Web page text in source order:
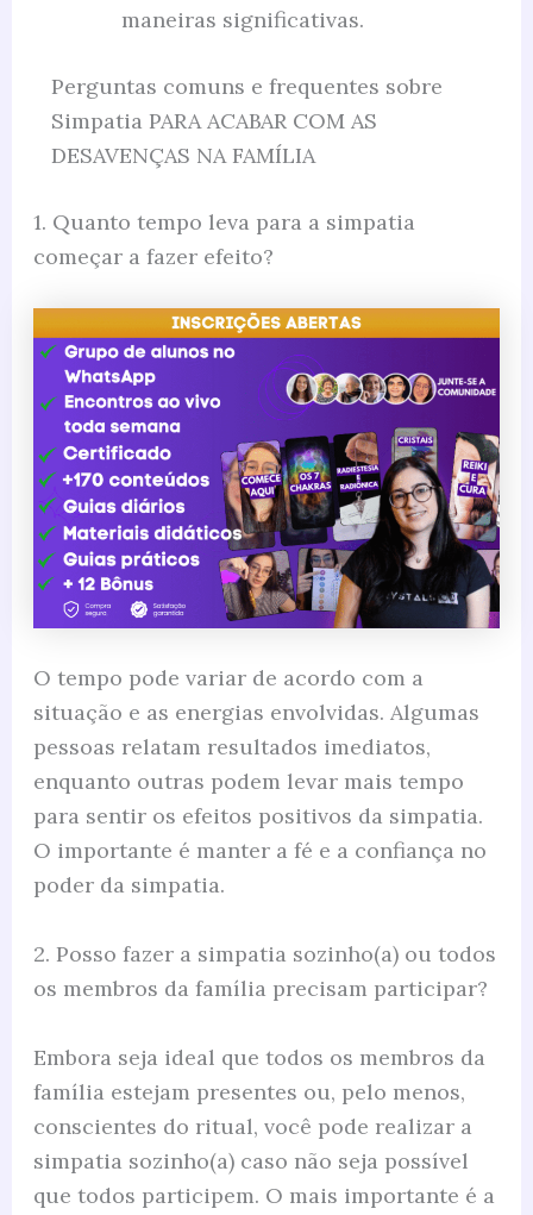
maneiras significativas.
Perguntas comuns e frequentes sobre
Simpatia PARA ACABAR COM AS
DESAVENÇAS NA FAMÍLIA
1. Quanto tempo leva para a simpatia
começar a fazer efeito?
O tempo pode variar de acordo com a
situação e as energias envolvidas. Algumas
pessoas relatam resultados imediatos,
enquanto outras podem levar mais tempo
para sentir os efeitos positivos da simpatia.
O importante é manter a fé e a confiança no
poder da simpatia.
2. Posso fazer a simpatia sozinho(a) ou todos
os membros da família precisam participar?
Embora seja ideal que todos os membros da
família estejam presentes ou, pelo menos,
conscientes do ritual, você pode realizar a
simpatia sozinho(a) caso não seja possível
que todos participem. O mais importante é a